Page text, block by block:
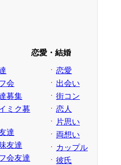
会
募集
ミク募
達
友達
会友達
恋愛・結婚
恋愛
出会い
街コン
恋人
片思い
両想い
カップル
彼氏